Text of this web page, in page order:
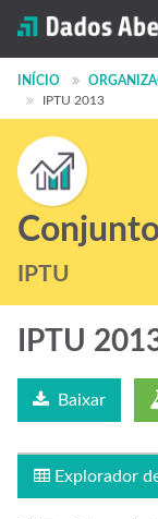
Conjuntos de
Organizações
Grupos
Sobre
INÍCIO
IPTU 2013
IPTU
IPTU
Baixar
Explorador